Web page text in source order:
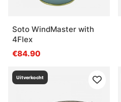
Soto WindMaster with
4Flex
€84.90
Uitverkocht